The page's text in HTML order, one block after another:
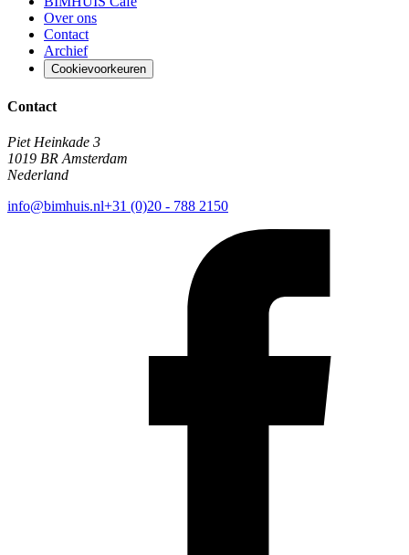
Over ons
Contact
Archief
Cookievoorkeuren
Contact
Piet Heinkade 3
1019 BR Amsterdam
Nederland
info@bimhuis.nl+31 (0)20 - 788 2150